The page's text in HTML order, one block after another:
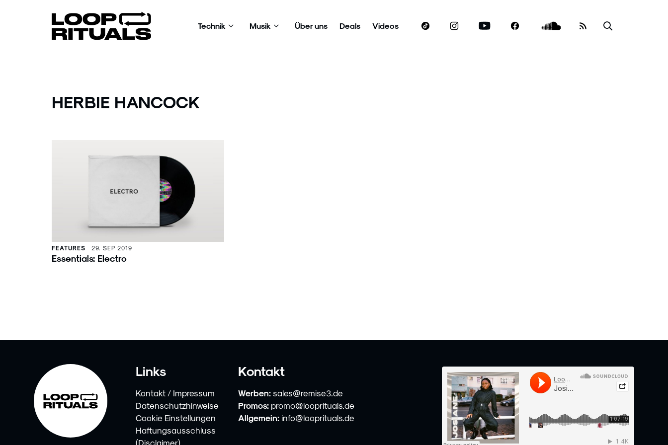
Technik Musik Über uns Deals Videos
HERBIE HANCOCK
FEATURES 29. SEP 2019
Essentials: Electro
Links
Kontakt / Impressum
Datenschutzhinweise
Cookie Einstellungen
Haftungsausschluss
(Disclaimer)
Kontakt
Werben: sales@remise3.de
Promos: promo@looprituals.de
Allgemein: info@looprituals.de